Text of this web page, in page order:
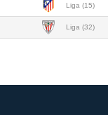
Liga (15)
Liga (32)